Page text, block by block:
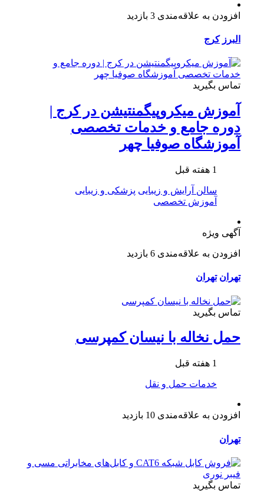
افزودن به علاقه‌مندی 3 بازدید
البرز کرج
تماس بگیرید
آموزش میکروپیگمنتیشن در کرج |
دوره جامع و خدمات تخصصی
آموزشگاه صوفیا چهر
1 هفته قبل
سالن آرایش و زیبایی پزشکی و زیبایی
آموزش تخصصی
آگهی ویژه
افزودن به علاقه‌مندی 6 بازدید
تهران تهران
تماس بگیرید
حمل نخاله با نیسان کمپرسی
1 هفته قبل
خدمات حمل و نقل
افزودن به علاقه‌مندی 10 بازدید
تهران
تماس بگیرید